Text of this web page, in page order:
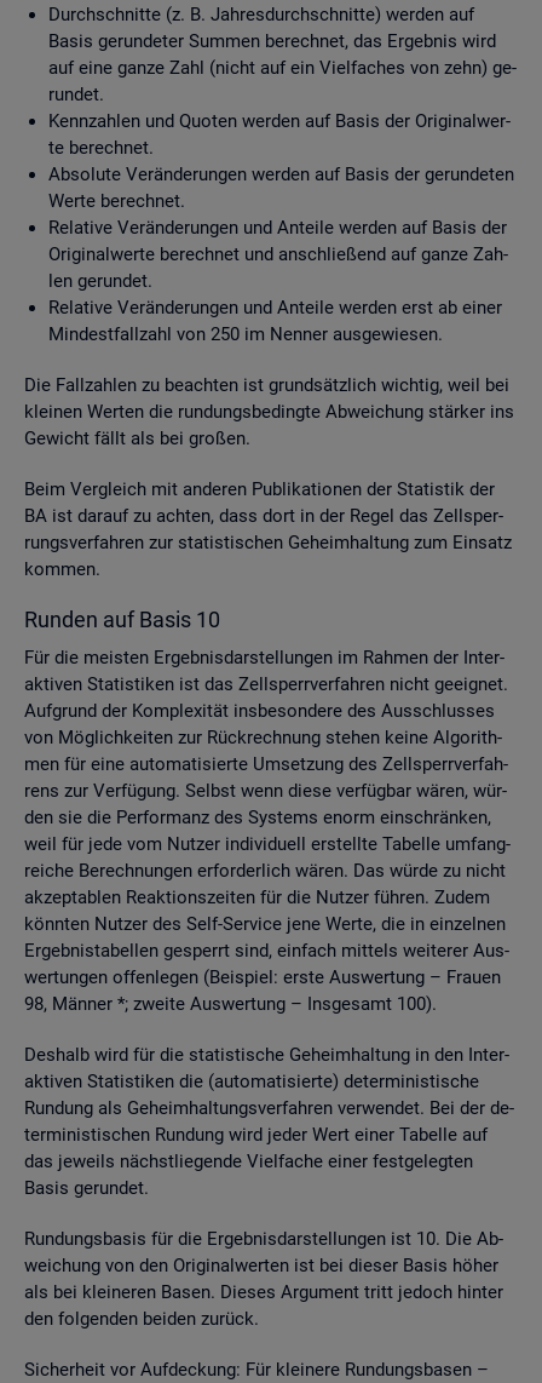
Durch­schnit­te (z. B. Jah­res­durch­schnit­te) wer­den auf
Basis ge­run­de­ter Sum­men be­rech­net, das Er­geb­nis wird
auf eine ganze Zahl (nicht auf ein Viel­fa­ches von zehn) ge­
run­det.
Kenn­zah­len und Quo­ten wer­den auf Basis der Ori­gi­nal­wer­
te be­rech­net.
Ab­so­lu­te Ver­än­de­run­gen wer­den auf Basis der ge­run­de­ten
Werte be­rech­net.
Re­la­ti­ve Ver­än­de­run­gen und An­tei­le wer­den auf Basis der
Ori­gi­nal­wer­te be­rech­net und an­schlie­ßend auf ganze Zah­
len ge­run­det.
Re­la­ti­ve Ver­än­de­run­gen und An­tei­le wer­den erst ab einer
Min­dest­fall­zahl von 250 im Nen­ner aus­ge­wie­sen.
Die Fall­zah­len zu be­ach­ten ist grund­sätz­lich wich­tig, weil bei
klei­nen Wer­ten die run­dungs­be­ding­te Ab­wei­chung stär­ker ins
Ge­wicht fällt als bei gro­ßen.
Beim Ver­gleich mit an­de­ren Pu­bli­ka­tio­nen der Sta­tis­tik der
BA ist dar­auf zu ach­ten, dass dort in der Regel das Zell­sper­
rungs­ver­fah­ren zur sta­tis­ti­schen Ge­heim­hal­tung zum Ein­satz
kom­men.
Run­den auf Basis 10
Für die meis­ten Er­geb­nis­dar­stel­lun­gen im Rah­men der In­ter­
ak­ti­ven Sta­tis­ti­ken ist das Zell­sperr­ver­fah­ren nicht ge­eig­net.
Auf­grund der Kom­ple­xi­tät ins­be­son­de­re des Aus­schlus­ses
von Mög­lich­kei­ten zur Rück­rech­nung ste­hen keine Al­go­rith­
men für eine au­to­ma­ti­sier­te Um­set­zung des Zell­sperr­ver­fah­
rens zur Ver­fü­gung. Selbst wenn diese ver­füg­bar wären, wür­
den sie die Per­for­manz des Sys­tems enorm ein­schrän­ken,
weil für jede vom Nut­zer in­di­vi­du­ell er­stell­te Ta­bel­le um­fang­
rei­che Be­rech­nun­gen er­for­der­lich wären. Das würde zu nicht
ak­zep­ta­blen Re­ak­ti­ons­zei­ten für die Nut­zer füh­ren. Zudem
könn­ten Nut­zer des Self-Ser­vice jene Werte, die in ein­zel­nen
Er­geb­nis­ta­bel­len ge­sperrt sind, ein­fach mit­tels wei­te­rer Aus­
wer­tun­gen of­fen­le­gen (Bei­spiel: erste Aus­wer­tung – Frau­en
98, Män­ner *; zwei­te Aus­wer­tung – Ins­ge­samt 100).
Des­halb wird für die sta­tis­ti­sche Ge­heim­hal­tung in den In­ter­
ak­ti­ven Sta­tis­ti­ken die (au­to­ma­ti­sier­te) de­ter­mi­nis­ti­sche
Run­dung als Ge­heim­hal­tungs­ver­fah­ren ver­wen­det. Bei der de­
ter­mi­nis­ti­schen Run­dung wird jeder Wert einer Ta­bel­le auf
das je­weils nächst­lie­gen­de Viel­fa­che einer fest­ge­leg­ten
Basis ge­run­det.
Run­dungs­ba­sis für die Er­geb­nis­dar­stel­lun­gen ist 10. Die Ab­
wei­chung von den Ori­gi­nal­wer­ten ist bei die­ser Basis höher
als bei klei­ne­ren Basen. Die­ses Ar­gu­ment tritt je­doch hin­ter
den fol­gen­den bei­den zu­rück.
Si­cher­heit vor Auf­de­ckung: Für klei­ne­re Run­dungs­ba­sen –